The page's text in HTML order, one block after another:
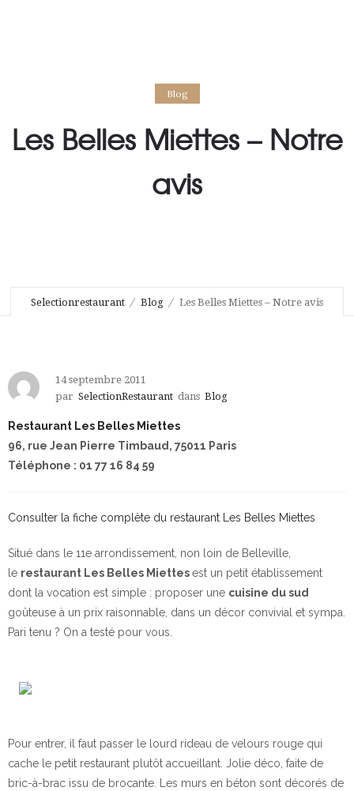
Blog
Les Belles Miettes – Notre
avis
Selectionrestaurant Blog Les Belles Miettes – Notre avis
14 septembre 2011
par SelectionRestaurant dans Blog
Restaurant Les Belles Miettes
96, rue Jean Pierre Timbaud, 75011 Paris
Téléphone : 01 77 16 84 59
Consulter la fiche complète du restaurant Les Belles Miettes
Situé dans le 11e arrondissement, non loin de Belleville,
le restaurant Les Belles Miettesest un petit établissement
dont la vocation est simple : proposer une cuisine du sud
goûteuse à un prix raisonnable, dans un décor convivial et sympa.
Pari tenu ? On a testé pour vous.
Pour entrer, il faut passer le lourd rideau de velours rouge qui
cache le petit restaurant plutôt accueillant. Jolie déco, faite de
bric-à-brac issu de brocante. Les murs en béton sont décorés de